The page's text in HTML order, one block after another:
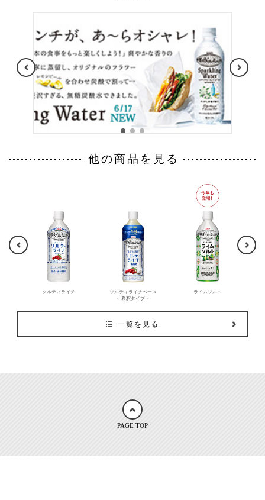
他の商品を見る
ソルティライチ
ソルティライチベース
< 希釈タイプ >
ライムソルト
一覧を見る
PAGE TOP